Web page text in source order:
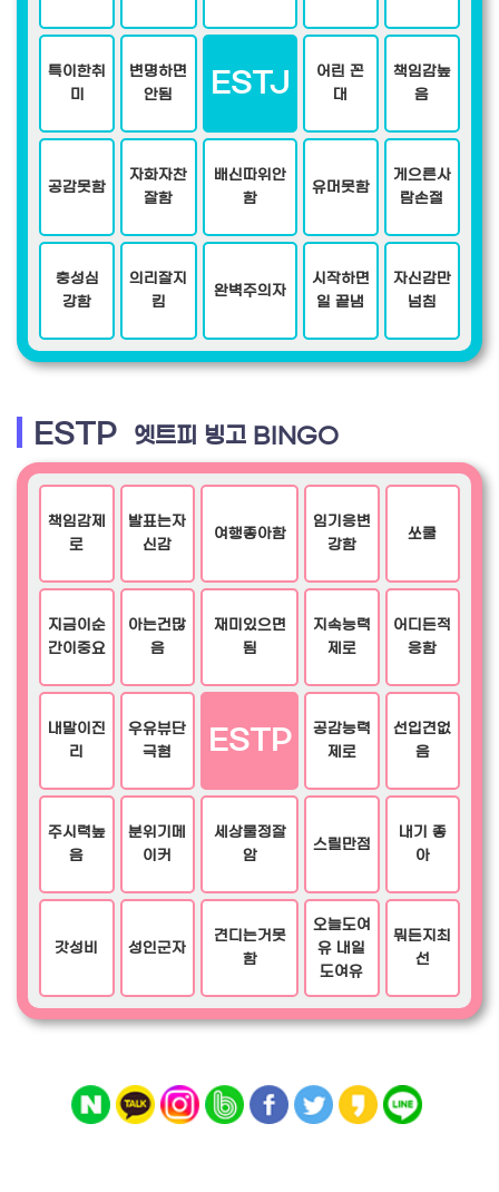
특이한취
미
변명하면
안됨
ESTJ
어린 꼰
대
책임감높
음
공감못함
자화자찬
잘함
배신따위안
함
유머못함
게으른사
람손절
충성심
강함
의리잘지
킴
완벽주의자
시작하면
일 끝냄
자신감만
넘침
ESTP 엣트피 빙고 BINGO
책임감제
로
발표는자
신감
여행좋아함
임기응변
강함
쏘쿨
지금이순
간이중요
아는건많
음
재미있으면
됨
지속능력
제로
어디든적
응함
내말이진
리
우유뷰단
극혐
ESTP
공감능력
제로
선입견없
음
주시력높
음
분위기메
이커
세상물정잘
암
스릴만점
내기 좋
아
갓성비 성인군자
견디는거못
함
오늘도여
유 내일
도여유
뭐든지최
선